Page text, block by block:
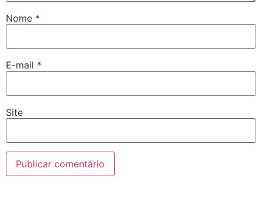
Nome *
E-mail *
Site